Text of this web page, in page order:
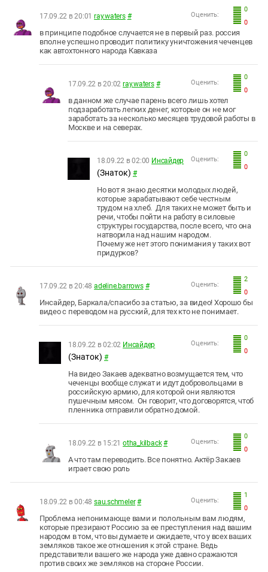
0
0
Оценить:
17.09.22 в 20:01 ray.waters #
в принципе подобное случается не в первый раз. россия
вполне успешно проводит политику уничтожения чеченцев
как автохтонного народа Кавказа
0
0
Оценить:
17.09.22 в 20:02 ray.waters #
в данном же случае парень всего лишь хотел
подзаработать легких денег, которые он не мог
заработать за несколько месяцев трудовой работы в
Москве и на северах.
0
0
Оценить:
18.09.22 в 02:00 Инсайдер
(Знаток) #
Но вот я знаю десятки молодых людей,
которые зарабатывают себе честным
трудом на хлеб. Для таких не может быть и
речи, чтобы пойти на работу в силовые
структуры государства, после всего, что она
натворила над нашим народом.
Почему же нет этого понимания у таких вот
придурков?
2
0
Оценить:
17.09.22 в 20:48 adeline.barrows #
Инсайдер, Баркала/спасибо за статью, за видео! Хорошо бы
видео с переводом на русский, для тех кто не понимает.
0
0
Оценить:
18.09.22 в 02:02 Инсайдер
(Знаток) #
На видео Закаев адекватно возмущается тем, что
чеченцы вообще служат и идут добровольцами в
российскую армию, для которой они являются
пушечным мясом. Он говорит, что договорятся, чтоб
пленника отправили обратно домой.
0
0
Оценить:
18.09.22 в 15:21 otha_kilback #
А что там переводить. Все понятно. Актёр Закаев
играет свою роль
1
0
Оценить:
18.09.22 в 00:48 sau.schmeler #
Проблема непонимающе вами и полольным вам людям,
которые презирают Россию за ее преступления над вашим
народом в том, что вы думаете и ожидаете, что у всех ваших
земляков такое же отношения к этой стране. Ведь
представители вашего же народа уже давно сражаются
против своих же земляков на стороне России.